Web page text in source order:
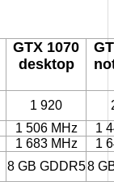
GTX 1070
desktop
1 920
1 506 MHz
1
1 683 MHz
1
8 GB GDDR58